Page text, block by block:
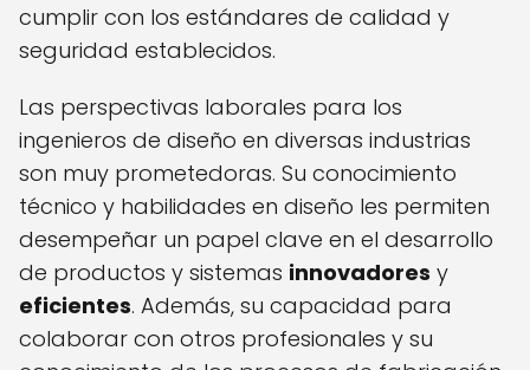
cumplir con los estándares de calidad y
seguridad establecidos.
Las perspectivas laborales para los
ingenieros de diseño en diversas industrias
son muy prometedoras. Su conocimiento
técnico y habilidades en diseño les permiten
desempeñar un papel clave en el desarrollo
de productos y sistemas innovadores y
eficientes. Además, su capacidad para
colaborar con otros profesionales y su